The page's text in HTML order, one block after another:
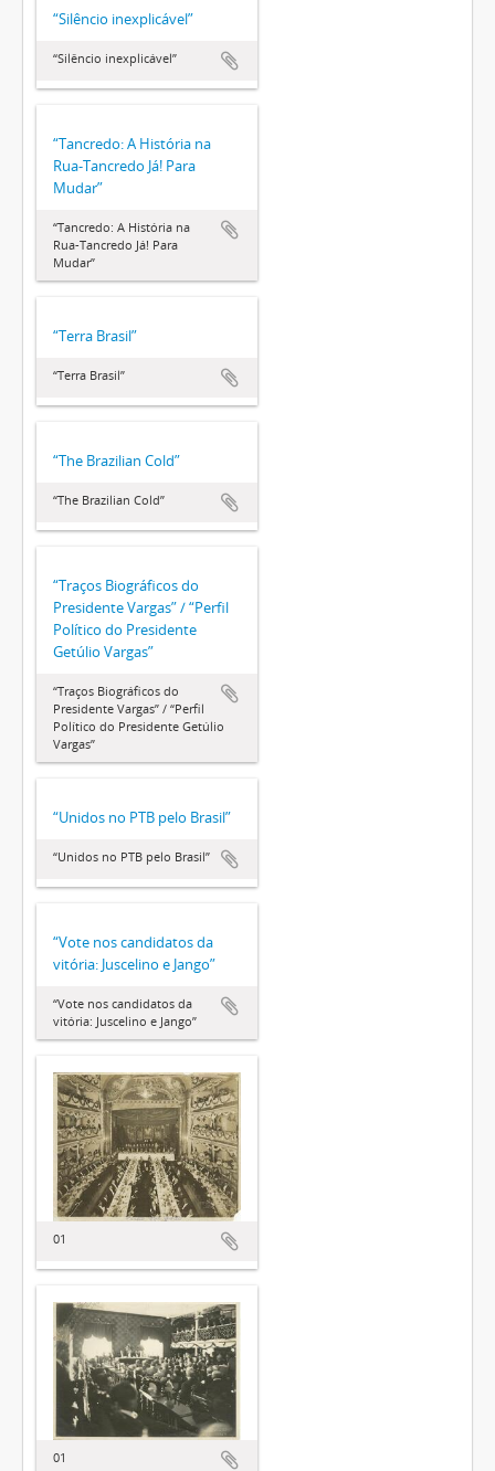
“Silêncio inexplicável”
“Silêncio inexplicável”
“Tancredo: A História na
Rua-Tancredo Já! Para
Mudar”
“Tancredo: A História na
Rua-Tancredo Já! Para
Mudar”
“Terra Brasil”
“Terra Brasil”
“The Brazilian Cold”
“The Brazilian Cold”
“Traços Biográficos do
Presidente Vargas” / “Perfil
Político do Presidente
Getúlio Vargas”
“Traços Biográficos do
Presidente Vargas” / “Perfil
Político do Presidente Getúlio
Vargas”
“Unidos no PTB pelo Brasil”
“Unidos no PTB pelo Brasil”
“Vote nos candidatos da
vitória: Juscelino e Jango”
“Vote nos candidatos da
vitória: Juscelino e Jango”
01
01